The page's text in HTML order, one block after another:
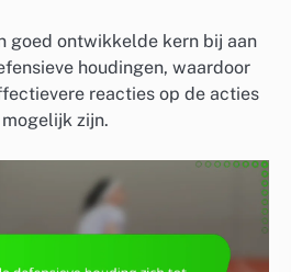
goed ontwikkelde kern bij aan
houdingen, waardoor
reacties op de acties
zijn.